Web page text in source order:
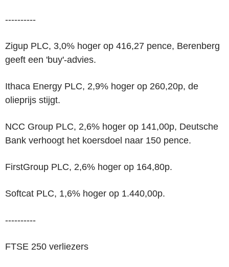
----------
Zigup PLC, 3,0% hoger op 416,27 pence, Berenberg
geeft een 'buy'-advies.
Ithaca Energy PLC, 2,9% hoger op 260,20p, de
olieprijs stijgt.
NCC Group PLC, 2,6% hoger op 141,00p, Deutsche
Bank verhoogt het koersdoel naar 150 pence.
FirstGroup PLC, 2,6% hoger op 164,80p.
Softcat PLC, 1,6% hoger op 1.440,00p.
----------
FTSE 250 verliezers